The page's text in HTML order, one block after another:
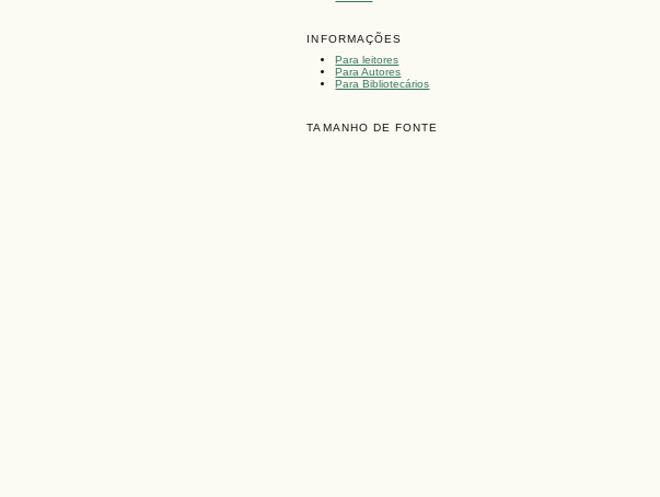
INFORMAÇÕES
Para leitores
Para Autores
Para Bibliotecários
TAMANHO DE FONTE